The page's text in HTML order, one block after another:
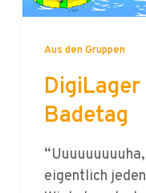
Aus den Gruppen
DigiLager
Badetag
Wir haben
Tim aus